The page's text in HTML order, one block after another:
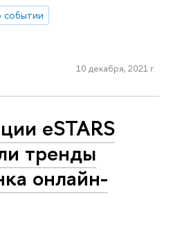
событии
10 декабря, 2021 г.
eSTARS
тренды
онлайн-